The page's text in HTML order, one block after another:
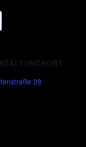
28